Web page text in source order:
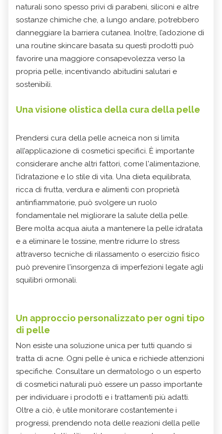
naturali sono spesso privi di parabeni, siliconi e altre
sostanze chimiche che, a lungo andare, potrebbero
danneggiare la barriera cutanea. Inoltre, l’adozione di
una routine skincare basata su questi prodotti può
favorire una maggiore consapevolezza verso la
propria pelle, incentivando abitudini salutari e
sostenibili.
Una visione olistica della cura della pelle
Prendersi cura della pelle acneica non si limita
all’applicazione di cosmetici specifici. È importante
considerare anche altri fattori, come l'alimentazione,
l’idratazione e lo stile di vita. Una dieta equilibrata,
ricca di frutta, verdura e alimenti con proprietà
antinfiammatorie, può svolgere un ruolo
fondamentale nel migliorare la salute della pelle.
Bere molta acqua aiuta a mantenere la pelle idratata
e a eliminare le tossine, mentre ridurre lo stress
attraverso tecniche di rilassamento o esercizio fisico
può prevenire l'insorgenza di imperfezioni legate agli
squilibri ormonali.
Un approccio personalizzato per ogni tipo
di pelle
Non esiste una soluzione unica per tutti quando si
tratta di acne. Ogni pelle è unica e richiede attenzioni
specifiche. Consultare un dermatologo o un esperto
di cosmetici naturali può essere un passo importante
per individuare i prodotti e i trattamenti più adatti.
Oltre a ciò, è utile monitorare costantemente i
progressi, prendendo nota delle reazioni della pelle